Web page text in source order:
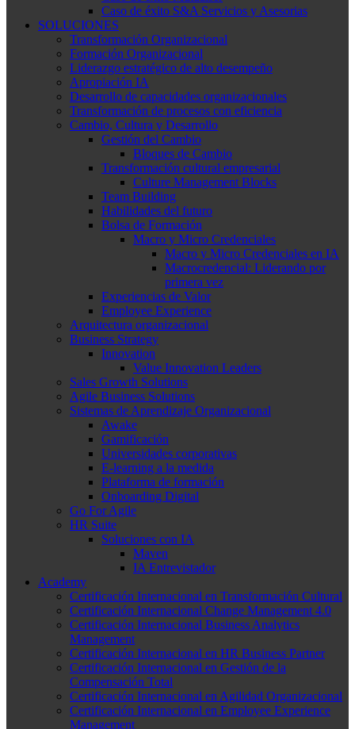
Caso de éxito S&A Servicios y Asesorias
SOLUCIONES
Transformación Organizacional
Formación Organizacional
Liderazgo estratégico de alto desempeño
Apropiación IA
Desarrollo de capacidades organizacionales
Transformación de procesos con eficiencia
Cambio, Cultura y Desarrollo
Gestión del Cambio
Bloques de Cambio
Transformación cultural empresarial
Culture Management Blocks
Team Building
Habilidades del futuro
Bolsa de Formación
Macro y Micro Credenciales
Macro y Micro Credenciales en IA
Macrocredencial: Liderando por
primera vez
Experiencias de Valor
Employee Experience
Arquitectura organizacional
Business Strategy
Innovation
Value Innovation Leaders
Sales Growth Solutions
Agile Business Solutions
Sistemas de Aprendizaje Organizacional
Awake
Gamificación
Universidades corporativas
E-learning a la medida
Plataforma de formación
Onboarding Digital
Go For Agile
HR Suite
Soluciones con IA
Maven
IA Entrevistador
Academy
Certificación Internacional en Transformación Cultural
Certificación Internacional Change Management 4.0
Certificación Internacional Business Analytics
Management
Certificación Internacional en HR Business Partner
Certificación Internacional en Gestión de la
Compensación Total
Certificación Internacional en Agilidad Organizacional
Certificación Internacional en Employee Experience
Management